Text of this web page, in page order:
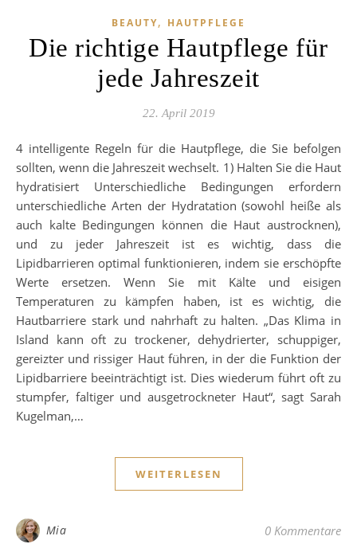
BEAUTY, HAUTPFLEGE
Die richtige Hautpflege für
jede Jahreszeit
22. April 2019
4 intelligente Regeln für die Hautpflege, die Sie befolgen
sollten, wenn die Jahreszeit wechselt. 1) Halten Sie die Haut
hydratisiert Unterschiedliche Bedingungen erfordern
unterschiedliche Arten der Hydratation (sowohl heiße als
auch kalte Bedingungen können die Haut austrocknen),
und zu jeder Jahreszeit ist es wichtig, dass die
Lipidbarrieren optimal funktionieren, indem sie erschöpfte
Werte ersetzen. Wenn Sie mit Kälte und eisigen
Temperaturen zu kämpfen haben, ist es wichtig, die
Hautbarriere stark und nahrhaft zu halten. „Das Klima in
Island kann oft zu trockener, dehydrierter, schuppiger,
gereizter und rissiger Haut führen, in der die Funktion der
Lipidbarriere beeinträchtigt ist. Dies wiederum führt oft zu
stumpfer, faltiger und ausgetrockneter Haut“, sagt Sarah
Kugelman,…
WEITERLESEN
Mia 0 Kommentare